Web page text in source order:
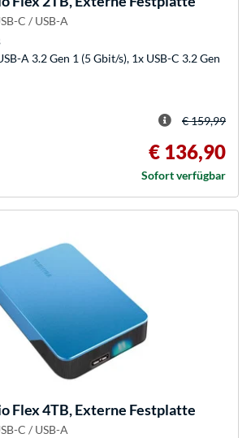
C / USB-A
A 3.2 Gen 1 (5 Gbit/s), 1x USB-C 3.2 Gen
€ 159,99
€ 136,90
Sofort verfügbar
Flex 4TB, Externe Festplatte
C / USB-A